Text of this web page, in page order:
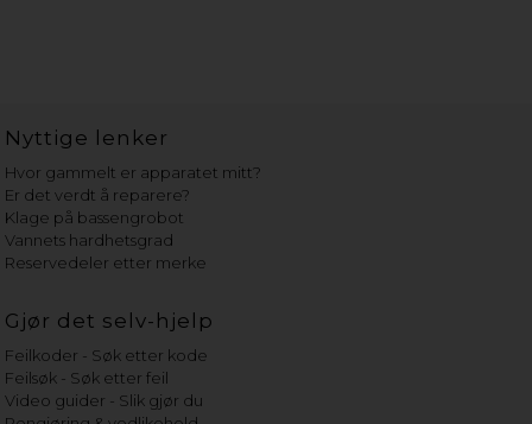
Nyttige lenker
Hvor gammelt er apparatet mitt?
Er det verdt å reparere?
Klage på bassengrobot
Vannets hardhetsgrad
Reservedeler etter merke
Gjør det selv-hjelp
Feilkoder - Søk etter kode
Feilsøk - Søk etter feil
Video guider - Slik gjør du